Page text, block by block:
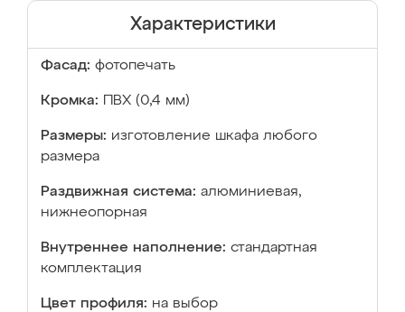
Характеристики
Фасад: фотопечать
Кромка: ПВХ (0,4 мм)
Размеры: изготовление шкафа любого
размера
Раздвижная система: алюминиевая,
нижнеопорная
Внутреннее наполнение: стандартная
комплектация
Цвет профиля: на выбор